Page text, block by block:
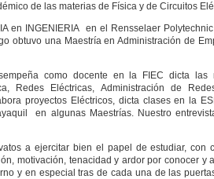
de las materias de Física y de Circuitos
en INGENIERIA en el Rensselaer
obtuvo una Maestría en Administración de
como docente en la FIEC dicta las
Redes Eléctricas, Administración de
proyectos Eléctricos, dicta clases en la
en algunas Maestrías. Nuestro
a ejercitar bien el papel de estudiar, con
motivación, tenacidad y ardor por conocer y
y en especial tras de cada una de las